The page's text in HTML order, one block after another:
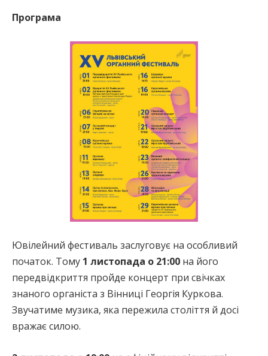
Програма
Ювілейний фестиваль заслуговує на особливий
початок. Тому 1 листопада о 21:00 на його
передвідкриття пройде концерт при свічках
знаного органіста з Вінниці Георгія Куркова.
Звучатиме музика, яка пережила століття й досі
вражає силою.